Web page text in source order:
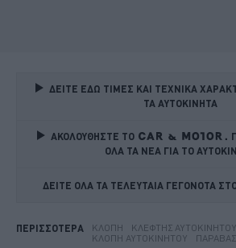
ΔΕΙΤΕ ΕΔΩ ΤΙΜΕΣ ΚΑΙ ΤΕΧΝΙΚΑ
ΤΑ ΑΥΤΟΚΙΝΗΤΑ
ΑΚΟΛΟΥΘΗΣΤΕ ΤΟ
ΟΛΑ ΤΑ ΝΕΑ ΓΙΑ ΤΟ
ΔΕΙΤΕ ΟΛΑ ΤΑ ΤΕΛΕΥΤΑΙΑ ΓΕΓΟΝΟΤΑ
ΠΕΡΙΣΣΟΤΕΡΑ ΚΛΟΠΉ ΚΛΈΦΤΗΣ ΑΥΤΟΚΙΝΉΤΟΥ
ΚΛΟΠΉ ΑΥΤΟΚΙΝΉΤΟΥ